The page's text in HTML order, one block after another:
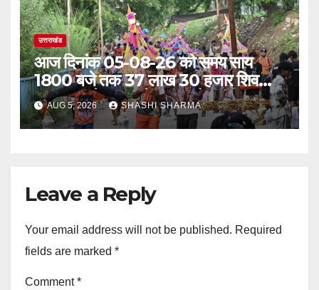
उत्तराखंड
आज दिनांक 05-08-26 को समय साय
1800 बजे तक 37 लाख 30 हजार शिव
भक्त जल लेकर अपने गंतव्य को प्रस्थान कर
चुके
AUG 5, 2026 SHASHI SHARMA
Leave a Reply
Your email address will not be published. Required
fields are marked *
Comment*